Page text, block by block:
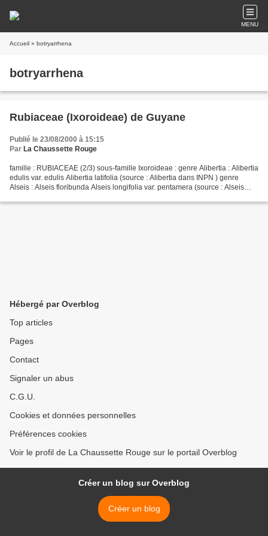
MENU
Accueil » botryarrhena
botryarrhena
Rubiaceae (Ixoroideae) de Guyane
Publié le 23/08/2000 à 15:15
Par La Chaussette Rouge
famille : RUBIACEAE (2/3) sous-famille Ixoroideae : genre Alibertia : Alibertia
edulis var. edulis Alibertia latifolia (source : Alibertia dans INPN ) genre
Alseis : Alseis floribunda Alseis longifolia var. pentamera (source : Alseis
Hébergé par Overblog
Top articles
Pages
Contact
Signaler un abus
C.G.U.
Cookies et données personnelles
Préférences cookies
Voir le profil de La Chaussette Rouge sur le portail Overblog
Créer un blog sur Overblog
Créer un blog